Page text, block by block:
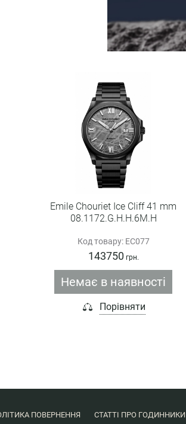
Emile Chouriet Ice Cliff 41 mm
08.1172.G.H.H.6M.H
Код товару: EC077
143750 грн.
Немає в наявності
Порівняти
ПОВЕРНЕННЯ СТАТТІ ПРО ГОДИННИКИ